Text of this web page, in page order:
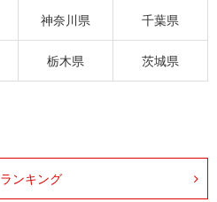
神奈川県 千葉県
栃木県 茨城県
ランキング